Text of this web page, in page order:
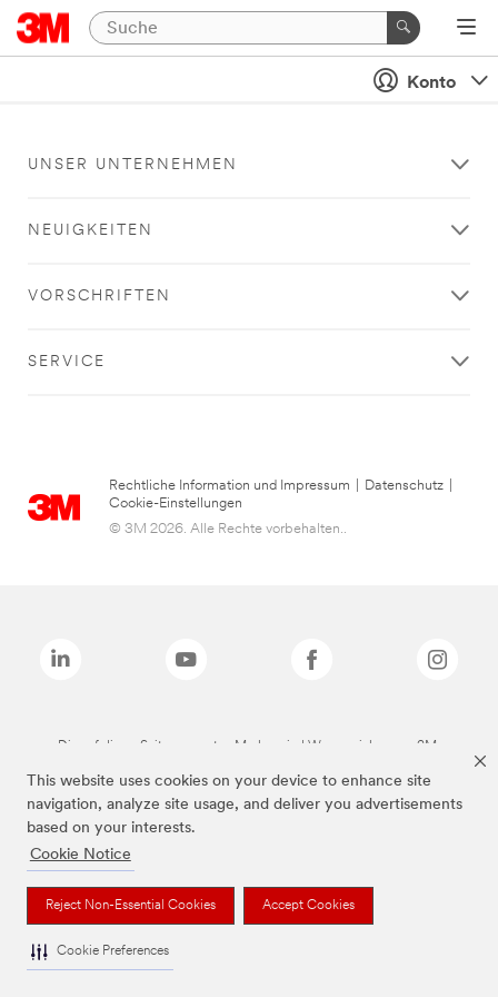
This website uses cookies on your device to enhance site
navigation, analyze site usage, and deliver you advertisements
based on your interests.
Cookie Notice
Reject Non-Essential Cookies Accept Cookies
Cookie Preferences
Konto
UNSER UNTERNEHMEN
NEUIGKEITEN
VORSCHRIFTEN
SERVICE
Rechtliche Information und Impressum Datenschutz
Cookie-Einstellungen
© 3M 2026. Alle Rechte vorbehalten..
Die auf dieser Seite genannten Marken sind Warenzeichen von 3M.